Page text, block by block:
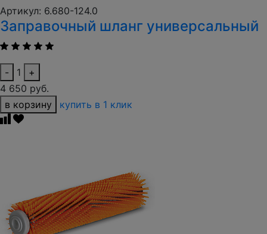
Артикул: 6.680-124.0
Заправочный шланг универсальный
- 1
+
4 650 руб.
в корзину
купить в 1 клик